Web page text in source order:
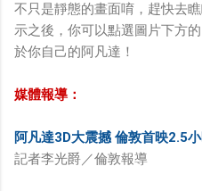
不只是靜態的畫面唷，趕快去
示之後，你可以點選圖片下方
於你自己的阿凡達！
媒體報導：
阿凡達3D大震撼 倫敦首映2.5
記者李光爵／倫敦報導